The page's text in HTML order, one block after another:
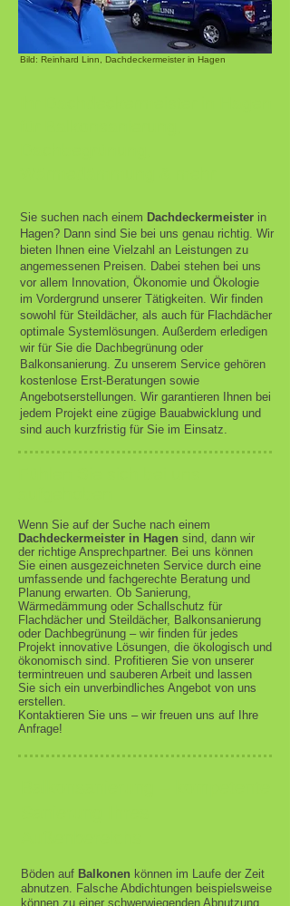
Bild: Reinhard Linn, Dachdeckermeister in Hagen
Sie suchen nach einem Dachdeckermeister in
Hagen? Dann sind Sie bei uns genau richtig. Wir
bieten Ihnen eine Vielzahl an Leistungen zu
angemessenen Preisen. Dabei stehen bei uns
vor allem Innovation, Ökonomie und Ökologie
im Vordergrund unserer Tätigkeiten. Wir finden
sowohl für Steildächer, als auch für Flachdächer
optimale Systemlösungen. Außerdem erledigen
wir für Sie die Dachbegrünung oder
Balkonsanierung. Zu unserem Service gehören
kostenlose Erst-Beratungen sowie
Angebotserstellungen. Wir garantieren Ihnen bei
jedem Projekt eine zügige Bauabwicklung und
sind auch kurzfristig für Sie im Einsatz.
Wenn Sie auf der Suche nach einem
Dachdeckermeister in Hagen sind, dann wir
der richtige Ansprechpartner. Bei uns können
Sie einen ausgezeichneten Service durch eine
umfassende und fachgerechte Beratung und
Planung erwarten. Ob Sanierung,
Wärmedämmung oder Schallschutz für
Flachdächer und Steildächer, Balkonsanierung
oder Dachbegrünung – wir finden für jedes
Projekt innovative Lösungen, die ökologisch und
ökonomisch sind. Profitieren Sie von unserer
termintreuen und sauberen Arbeit und lassen
Sie sich ein unverbindliches Angebot von uns
erstellen.
Kontaktieren Sie uns – wir freuen uns auf Ihre
Anfrage!
Böden auf Balkonen können im Laufe der Zeit
abnutzen. Falsche Abdichtungen beispielsweise
können zu einer schwerwiegenden Abnutzung